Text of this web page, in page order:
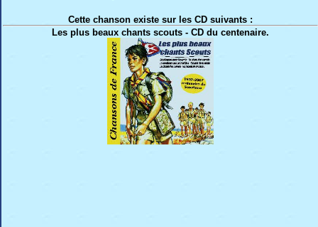
Cette chanson existe sur les CD suivants :
Les plus beaux chants scouts - CD du centenaire.